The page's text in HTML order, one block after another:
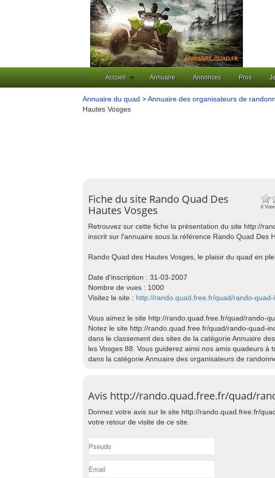
Accueil Annuaire Annonces Pros
Annuaire du quad >Annuaire des organisateurs de
Hautes Vosges
Fiche du site Rando Quad Des
Hautes Vosges
0
Retrouvez sur cette fiche la présentation du site http://
inscrit sur l'annuaire sous la référence Rando Quad Des
Rando Quad des Hautes Vosges, le plaisir du quad en
Date d'inscription : 31-03-2007
Nombre de vues : 1000
Visitez le site : http://rando.quad.free.fr/quad/rando-quad-
Vous aimez le site http://rando.quad.free.fr/quad/rando-
Notez le site http://rando.quad.free.fr/quad/rando-quad-
dans le classement des sites de la catégorie Annuaire
les Vosges 88. Vous guiderez ainsi nos amis quadeurs à
dans la catégorie Annuaire des organisateurs de
Avis http://rando.quad.free.fr/quad/
Donnez votre avis sur le site http://rando.quad.free.fr/
votre retour de visite de ce site.